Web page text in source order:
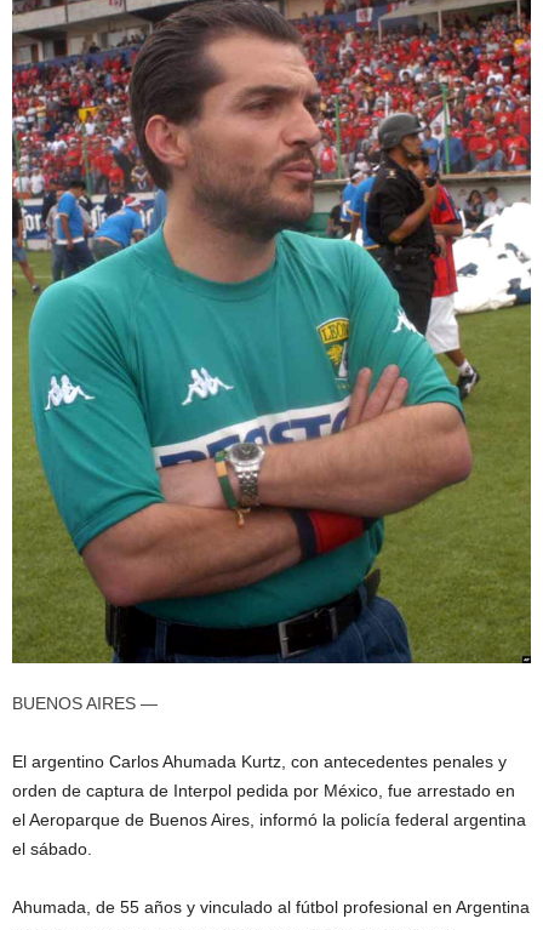
BUENOS AIRES —
El argentino Carlos Ahumada Kurtz, con antecedentes penales y
orden de captura de Interpol pedida por México, fue arrestado en
el Aeroparque de Buenos Aires, informó la policía federal argentina
el sábado.
Ahumada, de 55 años y vinculado al fútbol profesional en Argentina